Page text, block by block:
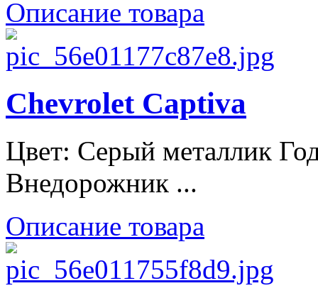
Описание товара
Chevrolet Captiva
Цвет: Серый металлик
Внедорожник ...
Описание товара